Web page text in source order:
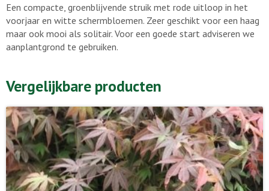
Een compacte, groenblijvende struik met rode uitloop in het
voorjaar en witte schermbloemen. Zeer geschikt voor een haag
maar ook mooi als solitair. Voor een goede start adviseren we
aanplantgrond te gebruiken.
Vergelijkbare producten